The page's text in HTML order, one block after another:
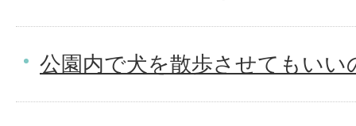
公園内で犬を散歩させてもいい